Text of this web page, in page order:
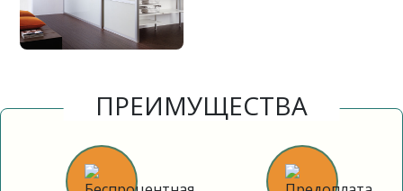
ПРЕИМУЩЕСТВА